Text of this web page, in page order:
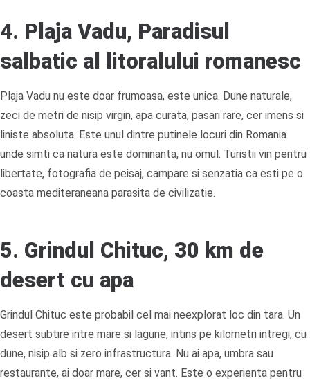
4. Plaja Vadu, Paradisul
salbatic al litoralului romanesc
Plaja Vadu nu este doar frumoasa, este unica. Dune naturale,
zeci de metri de nisip virgin, apa curata, pasari rare, cer imens si
liniste absoluta. Este unul dintre putinele locuri din Romania
unde simti ca natura este dominanta, nu omul. Turistii vin pentru
libertate, fotografia de peisaj, campare si senzatia ca esti pe o
coasta mediteraneana parasita de civilizatie.
5. Grindul Chituc, 30 km de
desert cu apa
Grindul Chituc este probabil cel mai neexplorat loc din tara. Un
desert subtire intre mare si lagune, intins pe kilometri intregi, cu
dune, nisip alb si zero infrastructura. Nu ai apa, umbra sau
restaurante, ai doar mare, cer si vant. Este o experienta pentru